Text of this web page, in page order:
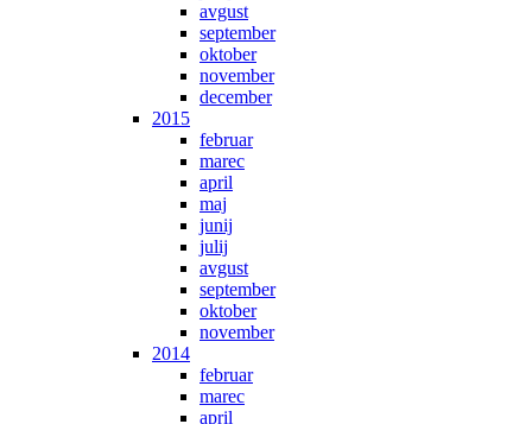
avgust
september
oktober
november
december
2015
februar
marec
april
maj
junij
julij
avgust
september
oktober
november
2014
februar
marec
april